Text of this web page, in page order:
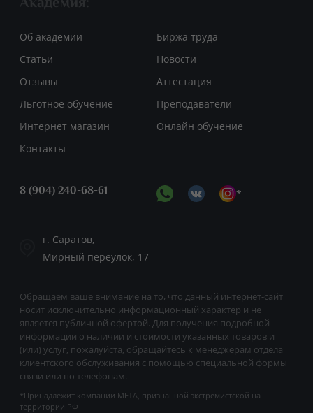
Обращаем ваше внимание на то, что данный интернет-сайт
носит исключительно информационный характер и не
является публичной офертой. Для получения подробной
информации о наличии и стоимости указанных товаров и
(или) услуг, пожалуйста, обращайтесь к менеджерам отдела
клиентского обслуживания с помощью специальной формы
связи или по телефонам.
*Принадлежит компании META, признанной экстремистской на
территории РФ
Об академии
Биржа труда
Статьи
Новости
Отзывы
Аттестация
Льготное обучение
Преподаватели
Интернет магазин
Онлайн обучение
Контакты
8 (904) 240-68-61 *
г. Саратов,
Мирный переулок, 17